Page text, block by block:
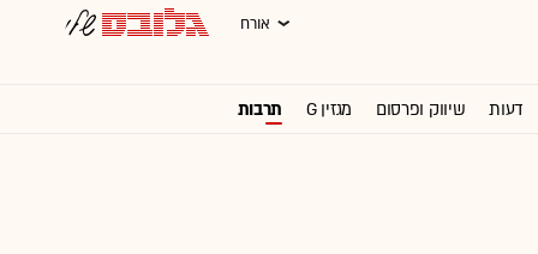
אורח
דעות שיווק ופרסום מגזין G תרבות